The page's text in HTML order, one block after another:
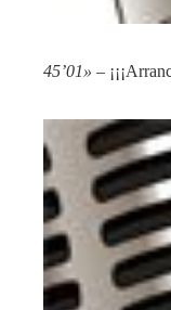
45’01» –